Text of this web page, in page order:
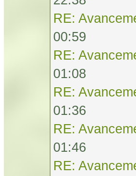
RE:
00:59
RE:
01:08
RE:
01:36
RE:
01:46
RE: